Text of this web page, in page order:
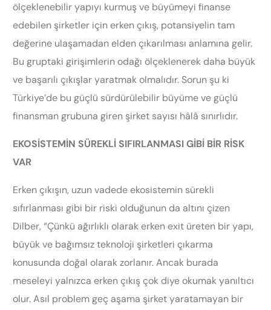
ölçeklenebilir yapıyı kurmuş ve büyümeyi finanse
edebilen şirketler için erken çıkış, potansiyelin tam
değerine ulaşamadan elden çıkarılması anlamına gelir.
Bu gruptaki girişimlerin odağı ölçeklenerek daha büyük
ve başarılı çıkışlar yaratmak olmalıdır. Sorun şu ki
Türkiye’de bu güçlü sürdürülebilir büyüme ve güçlü
finansman grubuna giren şirket sayısı hâlâ sınırlıdır.
EKOSİSTEMİN SÜREKLİ SIFIRLANMASI GİBİ BİR RİSK
VAR
Erken çıkışın, uzun vadede ekosistemin sürekli
sıfırlanması gibi bir riski olduğunun da altını çizen
Dilber, “Çünkü ağırlıklı olarak erken exit üreten bir yapı,
büyük ve bağımsız teknoloji şirketleri çıkarma
konusunda doğal olarak zorlanır. Ancak burada
meseleyi yalnızca erken çıkış çok diye okumak yanıltıcı
olur. Asıl problem geç aşama şirket yaratamayan bir